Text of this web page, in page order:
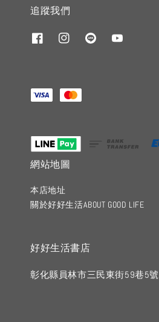
追蹤我們
網站地圖
本店地址
關於好好生活ABOUT GOOD LIFE
好好生活書店
彰化縣員林市三民東街59巷5號